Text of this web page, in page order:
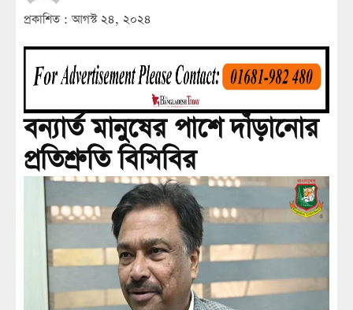
প্রকাশিত :আগস্ট ২৪, ২০২৪
বন্যার্ত মানুষের পাশে দাঁড়ানোর
প্রতিশ্রুতি বিসিবির